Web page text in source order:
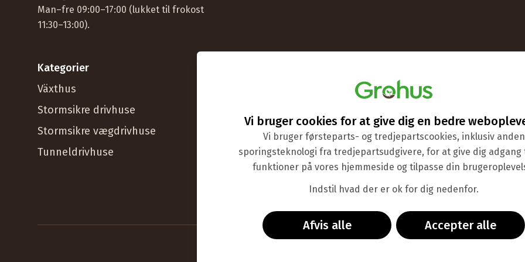
Man–fre 09:00–17:00 (lukket til frokost
11:30–13:00).
Kategorier
Växthus
Stormsikre drivhuse
Stormsikre vægdrivhuse
Tunneldrivhuse
Support Tips & guider
Boka rådgivning
Om Grohus
Udstillingsdrivhuse
Betingelser
Handl som virksomhed
Vi bruger cookies for at give dig en bedre
Vi bruger førsteparts- og tredjepartscookies, inklusiv anden
sporingsteknologi fra tredjepartsudgivere, for at give dig adgang
funktioner på vores hjemmeside og tilpasse din
Indstil hvad der er ok for dig nedenfor.
Afvis alle Accepter alle